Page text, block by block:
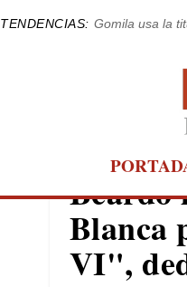
TENDENCIAS: Gomila usa la
EL PUERTO
Beardo
Blanca
VI",